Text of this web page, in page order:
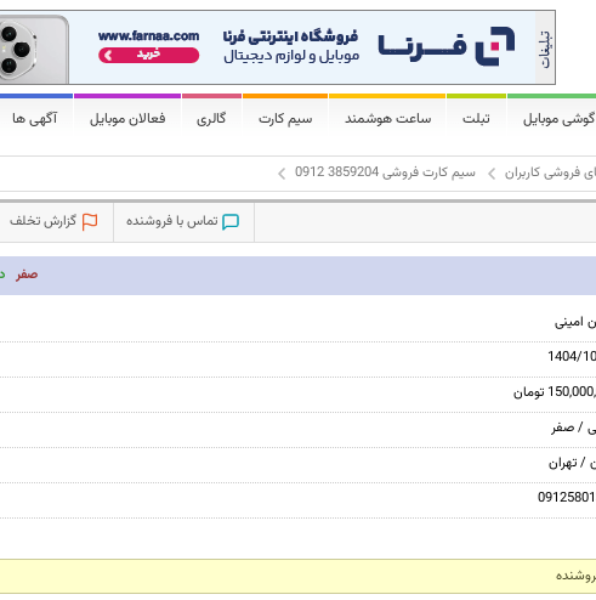
گوشی موبایل تبلت ساعت هوشمند سیم کارت گالری فعالان موبایل آگهی ها
فروشی کاربران سیم کارت فروشی 3859204 0912
تماس با فروشنده گزارش تخلف
صفر
امینی
1404/
تومان
/ صفر
/ تهران